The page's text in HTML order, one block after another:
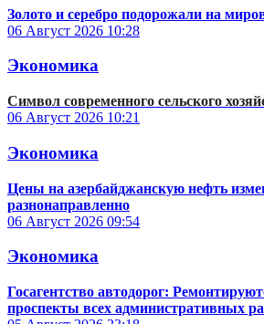
Золото и серебро подорожали на
06 Август 2026 10:28
Экономика
Символ современного сельского
06 Август 2026 10:21
Экономика
Цены на азербайджанскую нефть
разнонаправленно
06 Август 2026 09:54
Экономика
Госагентство автодорог:
проспекты всех административных